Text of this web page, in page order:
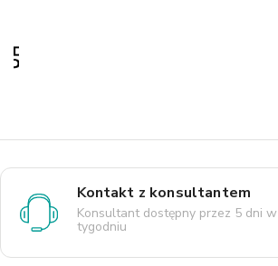
Kontakt z konsultantem
Konsultant dostępny przez 5 dni w
tygodniu